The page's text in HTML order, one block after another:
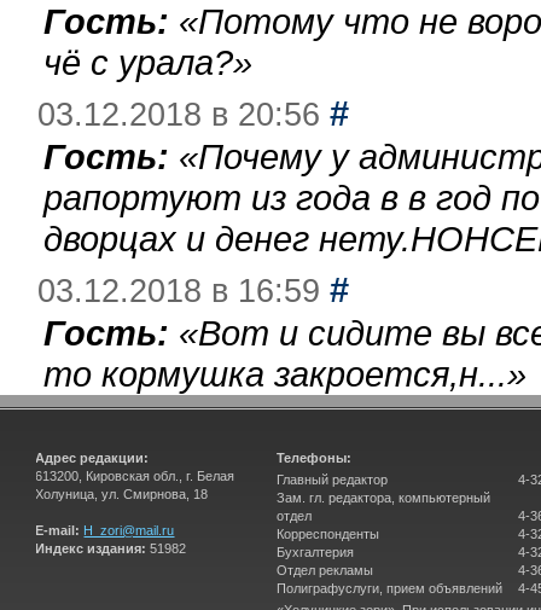
Гость: «Потому что не
чё с урала?»
03.12.2018 в 20:56 #
Гость: «Почему у
рапортуют из года в в год
дворцах и денег
03.12.2018 в 16:59 #
Гость: «Вот и сидите вы
то кормушка закроется,н...»
Адрес редакции:
613200, Кировская обл., г. Белая
Холуница, ул. Смирнова, 18
E-mail: H_zori@mail.ru
Индекс издания: 51982
Телефоны:
Главный редактор
Зам. гл. редактора, компьютерный
отдел
Корреспонденты
Бухгалтерия
Отдел рекламы
Полиграфуслуги, прием объявлений
4-
4-
4-
4-
4-
4-